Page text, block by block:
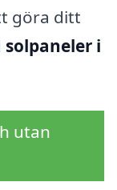
göra ditt
solpaneler i
utan